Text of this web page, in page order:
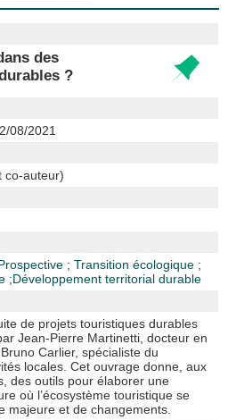
des
?
08/2021
co-auteur)
;Transition écologique ;
;Développement territorial durable
de projets touristiques durables
Jean-Pierre Martinetti, docteur en
Carlier, spécialiste du
locales. Cet ouvrage donne, aux
des outils pour élaborer une
où l’écosystème touristique se
majeure et de changements.